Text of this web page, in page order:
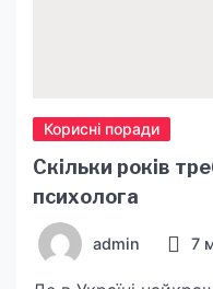
Корисні поради
Скільки років
психолога
admin 7